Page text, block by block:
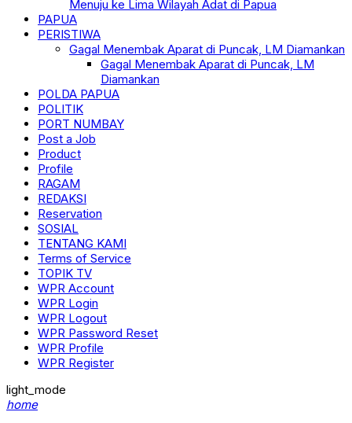
Menuju ke Lima Wilayah Adat di Papua
PAPUA
PERISTIWA
Gagal Menembak Aparat di Puncak, LM Diamankan
Gagal Menembak Aparat di Puncak, LM
Diamankan
POLDA PAPUA
POLITIK
PORT NUMBAY
Post a Job
Product
Profile
RAGAM
REDAKSI
Reservation
SOSIAL
TENTANG KAMI
Terms of Service
TOPIK TV
WPR Account
WPR Login
WPR Logout
WPR Password Reset
WPR Profile
WPR Register
light_mode
home